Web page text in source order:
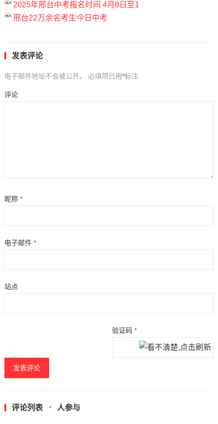
2025年邢台中考报名时间 4月8日至1
邢台22万余名考生今日中考
发表评论
电子邮件地址不会被公开。 必填项已用*标注
评论
昵称 *
电子邮件 *
站点
验证码*
评论列表 人参与